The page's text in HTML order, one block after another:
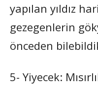
yapılan yıldız
gezegenlerin
önceden
5- Yiyecek: